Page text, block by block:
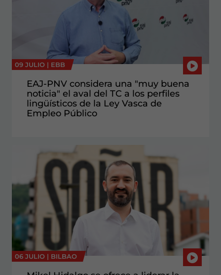
09 JULIO | EBB
EAJ-PNV considera una "muy buena
noticia" el aval del TC a los perfiles
lingüísticos de la Ley Vasca de
Empleo Público
06 JULIO | BILBAO